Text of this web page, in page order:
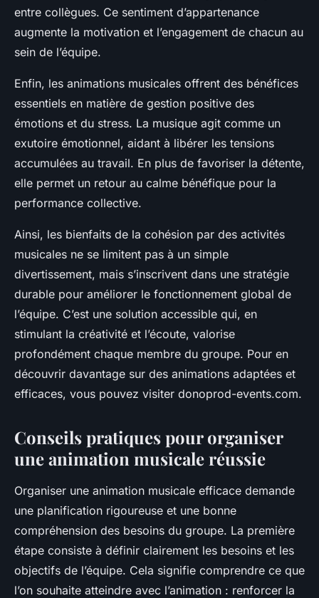
entre collègues. Ce sentiment d’appartenance
augmente la motivation et l’engagement de chacun au
sein de l’équipe.
Enfin, les animations musicales offrent des bénéfices
essentiels en matière de gestion positive des
émotions et du stress. La musique agit comme un
exutoire émotionnel, aidant à libérer les tensions
accumulées au travail. En plus de favoriser la détente,
elle permet un retour au calme bénéfique pour la
performance collective.
Ainsi, les bienfaits de la cohésion par des activités
musicales ne se limitent pas à un simple
divertissement, mais s’inscrivent dans une stratégie
durable pour améliorer le fonctionnement global de
l’équipe. C’est une solution accessible qui, en
stimulant la créativité et l’écoute, valorise
profondément chaque membre du groupe. Pour en
découvrir davantage sur des animations adaptées et
efficaces, vous pouvez visiter donoprod-events.com.
Conseils pratiques pour organiser
une animation musicale réussie
Organiser une animation musicale efficace demande
une planification rigoureuse et une bonne
compréhension des besoins du groupe. La première
étape consiste à définir clairement les besoins et les
objectifs de l’équipe. Cela signifie comprendre ce que
l’on souhaite atteindre avec l’animation : renforcer la